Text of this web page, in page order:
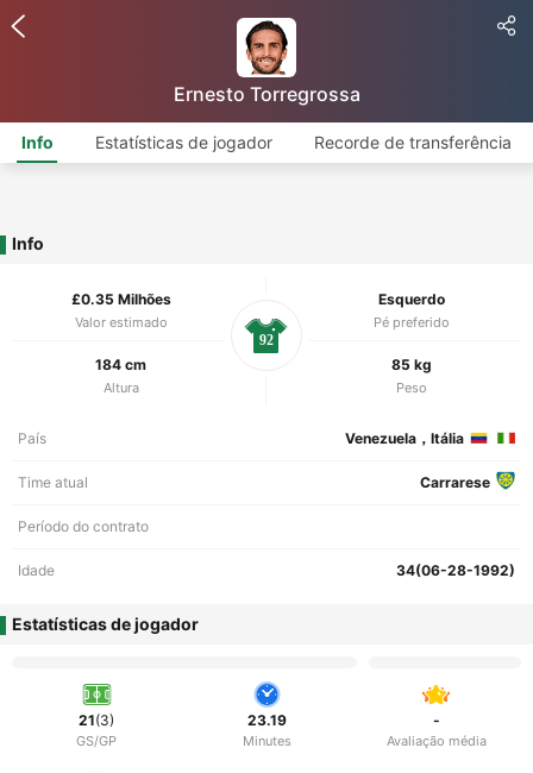
Ernesto Torregrossa
Info Estatísticas de jogador Recorde de transferência
Info
£0.35 Milhões
Valor estimado
Esquerdo
Pé preferido
184 cm
Altura
85 kg
Peso
92
País Venezuela，Itália
Time atual Carrarese
Período do contrato
Idade 34(06-28-1992)
Estatísticas de jogador
21(3)
GS/GP
23.19
Minutes
-
Avaliação média